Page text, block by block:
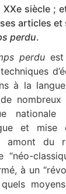
siècle ;
articles
perdu.
perdu
à la
et mise
amont du
“néo-
à un